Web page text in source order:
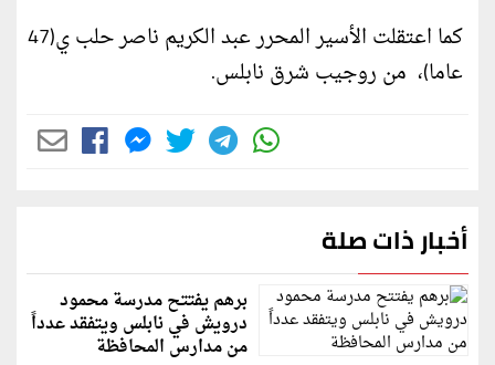
كما اعتقلت الأسير المحرر عبد الكريم ناصر حلب ي(47
عاما)، من روجيب شرق نابلس.
أخبار ذات صلة
برهم يفتتح مدرسة محمود
درويش في نابلس ويتفقد عدداً
من مدارس المحافظة